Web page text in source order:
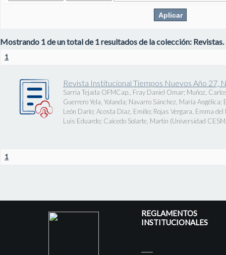
Mostrando 1 de un total de 1 resultados de la colección: Revistas.
1
Revista Institucional Tiempos Nuevos Año 27,
Sarria Tejada OFMCap., Fray Daniel Omar; Muñoz,
Guerrero Yela, Yolanda; Navarro Sánchez, María Angélica;
León Darío; Acosta Díaz, Emilio; Rojas Vergara, Emma del
Luis Eduardo; Caicedo Solarte, Martín (Universidad
1
REGLAMENTOS
INSTITUCIONALES